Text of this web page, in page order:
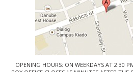
OPENING HOURS: ON WEEKDAYS AT 2:30